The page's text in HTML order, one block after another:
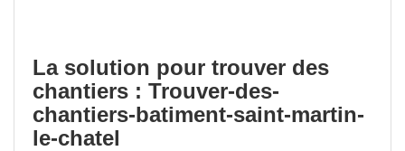
La solution pour trouver des
chantiers : Trouver-des-
chantiers-batiment-saint-martin-
le-chatel